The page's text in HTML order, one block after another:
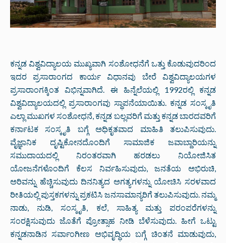
ಕನ್ನಡ ವಿಶ್ವವಿದ್ಯಾಲಯ ಮುಖ್ಯವಾಗಿ ಸಂಶೋಧನೆಗೆ ಒತ್ತು ಕೊಡುವುದರಿಂದ
ಇದರ ಪ್ರಸಾರಾಂಗದ ಕಾರ್ಯ ವಿಧಾನವು ಬೇರೆ ವಿಶ್ವವಿದ್ಯಾಲಯಗಳ
ಪ್ರಸಾರಾಂಗಕ್ಕಿಂತ ವಿಭಿನ್ನವಾಗಿದೆ. ಈ ಹಿನ್ನೆಲೆಯಲ್ಲಿ 1992ರಲ್ಲಿ ಕನ್ನಡ
ವಿಶ್ವವಿದ್ಯಾಲಯದಲ್ಲಿ ಪ್ರಸಾರಾಂಗವು ಸ್ಥಾಪನೆಯಾಯಿತು. ಕನ್ನಡ ಸಂಸ್ಕೃತಿ
ಎಲ್ಲಾ ಮುಖಗಳ ಸಂಶೋಧನೆ, ಕನ್ನಡ ಬಲ್ಲವರಿಗೆ ಮತ್ತು ಕನ್ನಡ ಬಾರದವರಿಗೆ
ಕರ್ನಾಟಕ ಸಂಸ್ಕೃತಿ ಬಗ್ಗೆ ಅಧಿಕೃತವಾದ ಮಾಹಿತಿ ತಲುಪಿಸುವುದು.
ವೈಜ್ಞಾನಿಕ ದೃಷ್ಟಿಕೋನದೊಂದಿಗೆ ಸಾಮಾಜಿಕ ಜವಾಬ್ದಾರಿಯನ್ನು
ಸಮುದಾಯದಲ್ಲಿ ನಿರಂತರವಾಗಿ ಹರಡಲು ನಿಯೋಜಿಸಿತ
ಯೋಜನೆಗಳೊಂದಿಗೆ ಕೆಲಸ ನಿರ್ವಹಿಸುವುದು, ಜನತೆಯ ಅಭಿರುಚಿ,
ಅರಿವನ್ನು ಹೆಚ್ಚಿಸುವುದು ದಿನನಿತ್ಯದ ಅಗತ್ಯಗಳನ್ನು ಯೋಚಿಸಿ ಸರಳವಾದ
ರೀತಿಯಲ್ಲಿ ಪುಸ್ತಕಗಳನ್ನು ಪ್ರಕಟಿಸಿ ಜನಸಾಮಾನ್ಯರಿಗೆ ತಲುಪಿಸುವುದು. ನಮ್ಮ
ನಾಡು, ನುಡಿ, ಸಂಸ್ಕೃತಿ, ಕಲೆ, ಸಾಹಿತ್ಯ ಮತ್ತು ಪರಂಪರೆಗಳನ್ನು
ಸಂರಕ್ಷಿಸುವುದು ಜೊತೆಗೆ ಪ್ರೋತ್ಸಾಹ ನೀಡಿ ಬೆಳೆಸುವುದು. ಹೀಗೆ ಒಟ್ಟು
ಕನ್ನಡನಾಡಿನ ಸರ್ವಾಂಗೀಣ ಅಭಿವೃದ್ಧಿಯ ಬಗ್ಗೆ ಚಿಂತನೆ ಮಾಡುವುದು,